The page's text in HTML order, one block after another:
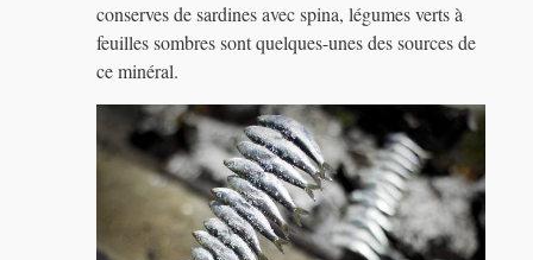
conserves de sardines avec spina, légumes verts à
feuilles sombres sont quelques-unes des sources de
ce minéral.